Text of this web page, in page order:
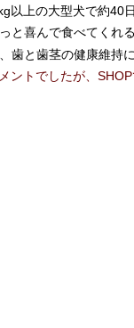
以上の大型犬で約
と喜んで食べてくれ
歯と歯茎の健康維持
ントでしたが、